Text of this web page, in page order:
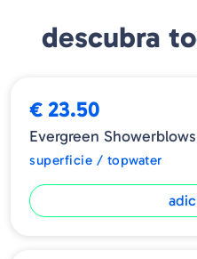
descubra
€ 23.50
Evergreen
superficie / topwater